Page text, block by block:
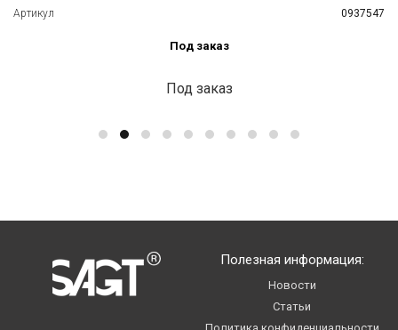
Артикул
0937547
Под заказ
Под заказ
Полезная информация:
Новости
Статьи